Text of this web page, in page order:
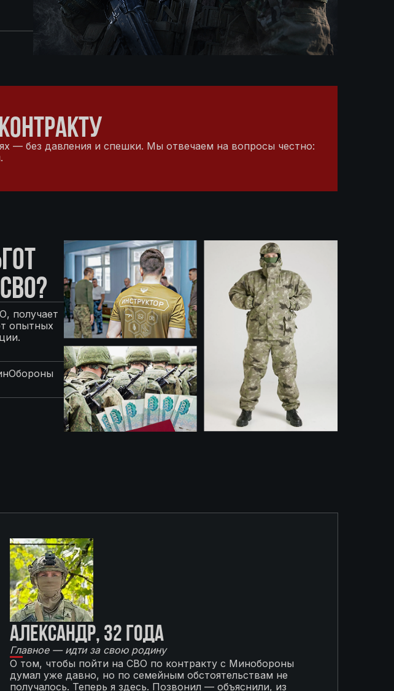
— без давления и спешки. Мы отвечаем на вопросы честно:
получает
опытных
Александр, 32 года
Главное — идти за свою родину
О том, чтобы пойти на СВО по контракту с Минобороны
думал уже давно, но по семейным обстоятельствам не
получалось. Теперь я здесь. Позвонил — объяснили, из